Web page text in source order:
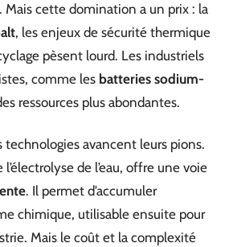
Mais cette domination a un prix : la
, les enjeux de sécurité thermique
pèsent lourd. Les industriels
comme les batteries sodium-
ressources plus abondantes.
technologies avancent leurs pions.
l’électrolyse de l’eau, offre une voie
. Il permet d’accumuler
chimique, utilisable ensuite pour
Mais le coût et la complexité